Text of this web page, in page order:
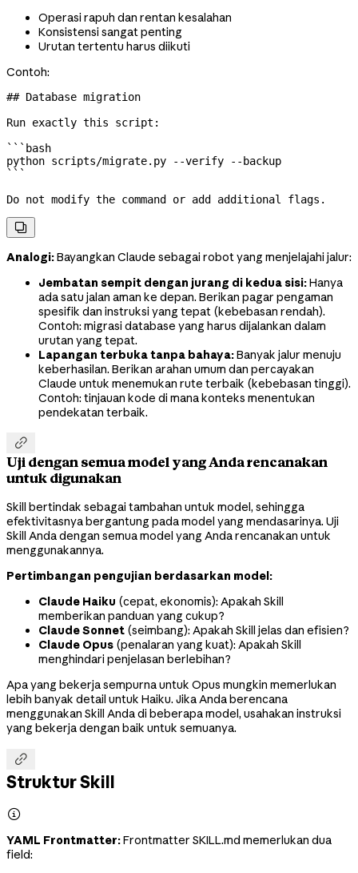
Operasi rapuh dan rentan kesalahan
Konsistensi sangat penting
Urutan tertentu harus diikuti
Contoh:
## Database migration
Run exactly this script:
```bash
python scripts/migrate.py --verify --backup
```
Do not modify the command or add additional flags.

Analogi:Bayangkan Claude sebagai robot yang menjelajahi jalur:
Jembatan sempit dengan jurang di kedua sisi:Hanya
ada satu jalan aman ke depan. Berikan pagar pengaman
spesifik dan instruksi yang tepat (kebebasan rendah).
Contoh: migrasi database yang harus dijalankan dalam
urutan yang tepat.
Lapangan terbuka tanpa bahaya:Banyak jalur menuju
keberhasilan. Berikan arahan umum dan percayakan
Claude untuk menemukan rute terbaik (kebebasan tinggi).
Contoh: tinjauan kode di mana konteks menentukan
pendekatan terbaik.

Uji dengan semua model yang Anda rencanakan
untuk digunakan
Skill bertindak sebagai tambahan untuk model, sehingga
efektivitasnya bergantung pada model yang mendasarinya. Uji
Skill Anda dengan semua model yang Anda rencanakan untuk
menggunakannya.
Pertimbangan pengujian berdasarkan model:
Claude Haiku (cepat, ekonomis): Apakah Skill
memberikan panduan yang cukup?
Claude Sonnet (seimbang): Apakah Skill jelas dan efisien?
Claude Opus (penalaran yang kuat): Apakah Skill
menghindari penjelasan berlebihan?
Apa yang bekerja sempurna untuk Opus mungkin memerlukan
lebih banyak detail untuk Haiku. Jika Anda berencana
menggunakan Skill Anda di beberapa model, usahakan instruksi
yang bekerja dengan baik untuk semuanya.

Struktur Skill

YAML Frontmatter:Frontmatter SKILL.md memerlukan dua
field: